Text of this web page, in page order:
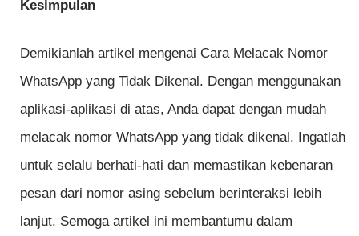
Kesimpulan
Demikianlah artikel mengenai Cara Melacak Nomor
WhatsApp yang Tidak Dikenal. Dengan menggunakan
aplikasi-aplikasi di atas, Anda dapat dengan mudah
melacak nomor WhatsApp yang tidak dikenal. Ingatlah
untuk selalu berhati-hati dan memastikan kebenaran
pesan dari nomor asing sebelum berinteraksi lebih
lanjut. Semoga artikel ini membantumu dalam